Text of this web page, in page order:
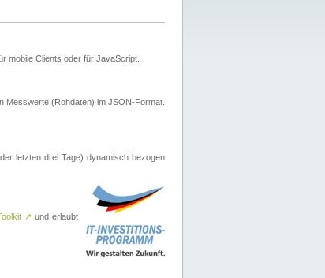
mobile Clients oder für JavaScript.
Messwerte (Rohdaten) im JSON-Format.
letzten drei Tage) dynamisch bezogen
↗ und erlaubt